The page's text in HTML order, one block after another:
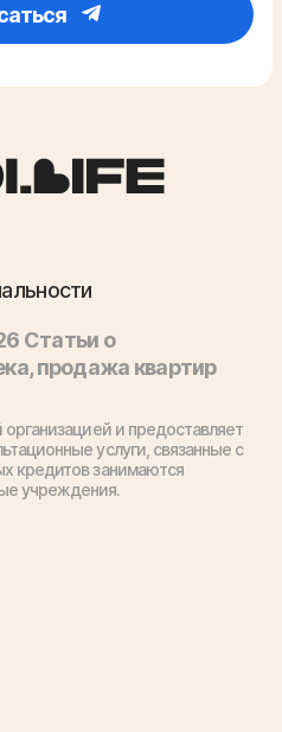
Статьи о
продажа квартир
и предоставляет
услуги, связанные с
кредитов занимаются
учреждения.